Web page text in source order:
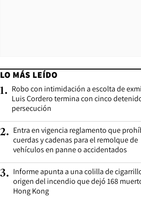
LO MÁS LEÍDO
1. Robo con intimidación a escolta de
Luis Cordero termina con cinco
persecución
2. Entra en vigencia reglamento que
cuerdas y cadenas para el remolque de
vehículos en panne o accidentados
3. Informe apunta a una colilla de
origen del incendio que dejó 168
Hong Kong